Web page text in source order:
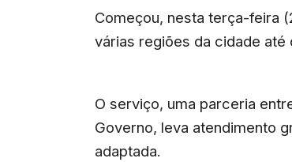
Começou, nesta terça-feira
várias regiões da cidade até
O serviço, uma parceria
Governo, leva atendimento
adaptada.